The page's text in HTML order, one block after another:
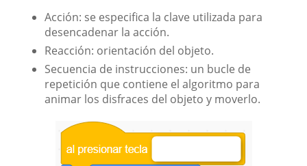
Acción: se especifica la clave utilizada para
desencadenar la acción.
Reacción: orientación del objeto.
Secuencia de instrucciones: un bucle de
repetición que contiene el algoritmo para
animar los disfraces del objeto y moverlo.